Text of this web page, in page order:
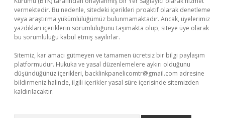
vermektedir. Bu nedenle, sitedeki içerikleri proaktif olarak denetleme
veya araştırma yükümlülüğümüz bulunmamaktadır. Ancak, üyelerimiz
yazdıkları içeriklerin sorumluluğunu taşımakta olup, siteye üye olarak
bu sorumluluğu kabul etmiş sayılırlar.
Sitemiz, kar amacı gütmeyen ve tamamen ücretsiz bir bilgi paylaşım
platformudur. Hukuka ve yasal düzenlemelere aykırı olduğunu
düşündüğünüz içerikleri, backlinkpanelicomtr@gmail.com adresine
bildirmeniz halinde, ilgili içerikler yasal süre içerisinde sitemizden
kaldırılacaktır.